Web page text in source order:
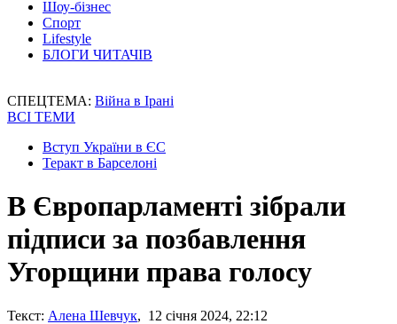
Шоу-бізнес
Спорт
Lifestyle
БЛОГИ ЧИТАЧІВ
СПЕЦТЕМА: Війна в Ірані
ВСІ ТЕМИ
Вступ України в ЄС
Теракт в Барселоні
В Європарламенті зібрали
підписи за позбавлення
Угорщини права голосу
Текст: Алена Шевчук, 12 січня 2024, 22:12